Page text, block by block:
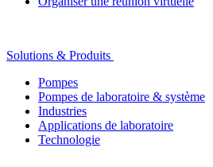
Solutions & Produits
Pompes
Pompes de laboratoire & système
Industries
Applications de laboratoire
Technologie